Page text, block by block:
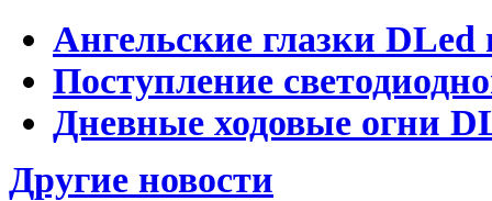
Ангельские глазки DLed
Поступление
Дневные ходовые огни
Другие новости